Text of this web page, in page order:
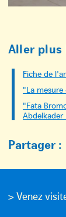
Aller plus
Fiche de
"La
"Fata
Abdelkader
Partager :
> Venez